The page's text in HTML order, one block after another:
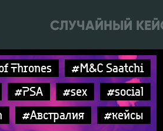
СЛУЧАЙНЫЙ
Thrones
#M&C Saatchi
#PSA #sex
#social
#Австралия #кейсы